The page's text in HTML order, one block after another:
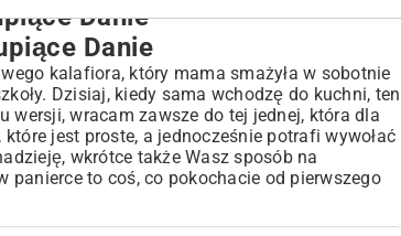
Danie
Danie
kalafiora, który mama smażyła w sobotnie
Dzisiaj, kiedy sama wchodzę do kuchni, ten
wersji, wracam zawsze do tej jednej, która dla
jest proste, a jednocześnie potrafi wywołać
wkrótce także Wasz sposób na
panierce to coś, co pokochacie od pierwszego